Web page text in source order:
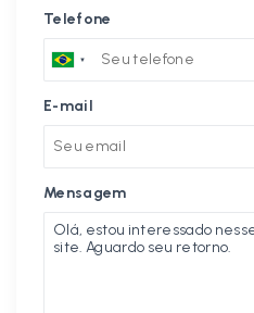
Telefone
E-mail
Mensagem